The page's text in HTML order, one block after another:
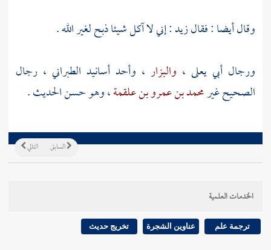
وقال أيضا : فقالزيد: إني لا آكل شيئا ذبح لغير الله .
ورجالأبي يعلى ، والبزار ، وأحد أسانيد الطبراني ، رجال
الصحيح غيرمحمد بن عمرو بن علقمة، وهو حسن الحديث .
التالي السابق
الخدمات العلمية
ترجمة علم عناوين الشجرة تخريج حديث